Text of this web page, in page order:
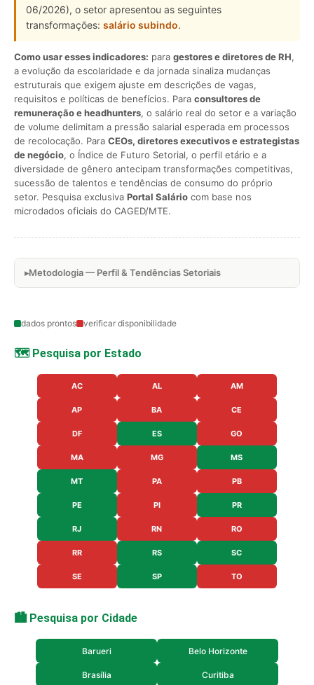
06/2026), o setor apresentou as seguintes
transformações: salário subindo.
Como usar esses indicadores: para gestores e diretores de RH,
a evolução da escolaridade e da jornada sinaliza mudanças
estruturais que exigem ajuste em descrições de vagas,
requisitos e políticas de benefícios. Para consultores de
remuneração e headhunters, o salário real do setor e a variação
de volume delimitam a pressão salarial esperada em processos
de recolocação. Para CEOs, diretores executivos e estrategistas
de negócio, o Índice de Futuro Setorial, o perfil etário e a
diversidade de gênero antecipam transformações competitivas,
sucessão de talentos e tendências de consumo do próprio
setor. Pesquisa exclusiva Portal Salário com base nos
microdados oficiais do CAGED/MTE.
Metodologia — Perfil & Tendências Setoriais
dados prontos verificar disponibilidade
🗺️ Pesquisa por Estado
AC AL AM
AP BA CE
DF ES GO
MA MG MS
MT PA PB
PE PI PR
RJ RN RO
RR RS SC
SE SP TO
🏙️ Pesquisa por Cidade
Barueri Belo Horizonte
Brasília Curitiba